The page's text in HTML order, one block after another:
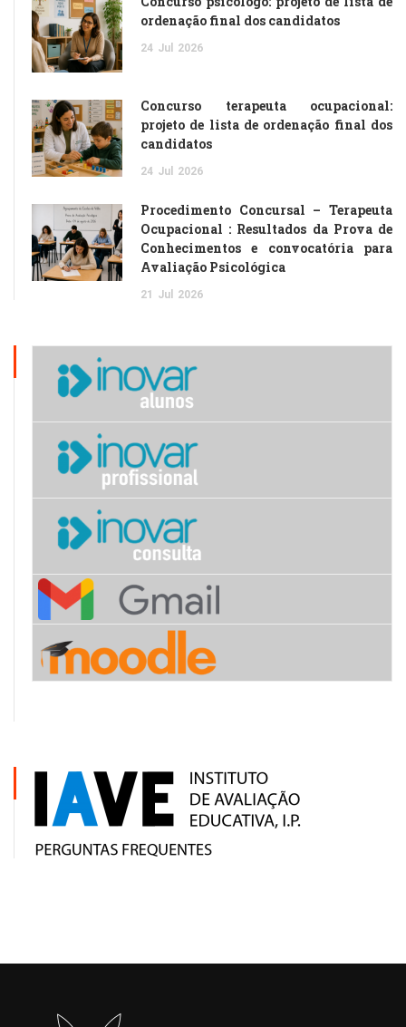
ordenação final dos candidatos
24 Jul 2026
Concurso terapeuta ocupacional:
projeto de lista de ordenação final dos
candidatos
24 Jul 2026
Procedimento Concursal – Terapeuta
Ocupacional : Resultados da Prova de
Conhecimentos e convocatória para
Avaliação Psicológica
21 Jul 2026